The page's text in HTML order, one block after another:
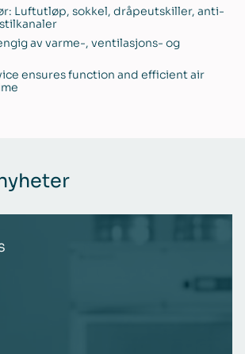
Luftutløp, sokkel, dråpeutskiller, anti-
av varme-, ventilasjons- og
ensures function and efficient air